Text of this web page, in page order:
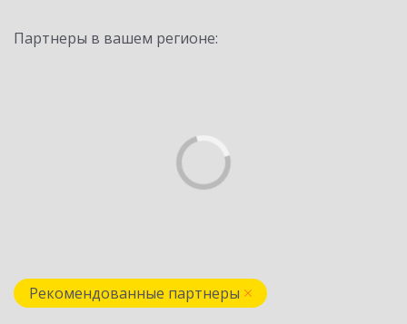
Партнеры в вашем регионе:
Рекомендованные партнеры